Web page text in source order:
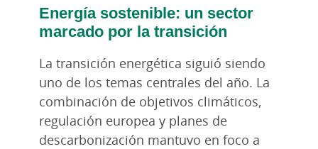
Energía sostenible: un sector
marcado por la transición
La transición energética siguió siendo
uno de los temas centrales del año. La
combinación de objetivos climáticos,
regulación europea y planes de
descarbonización mantuvo en foco a